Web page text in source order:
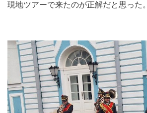
現地ツアーで来たのが正解だと思った。